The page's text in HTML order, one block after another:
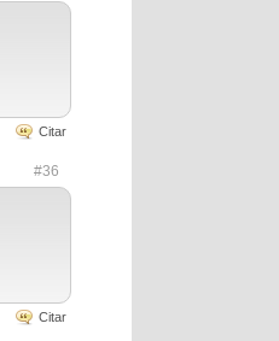
Citar
#36
Citar